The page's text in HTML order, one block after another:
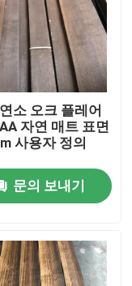
소 오크 플레어
자연 매트 표면
사용자 정의
문의 보내기